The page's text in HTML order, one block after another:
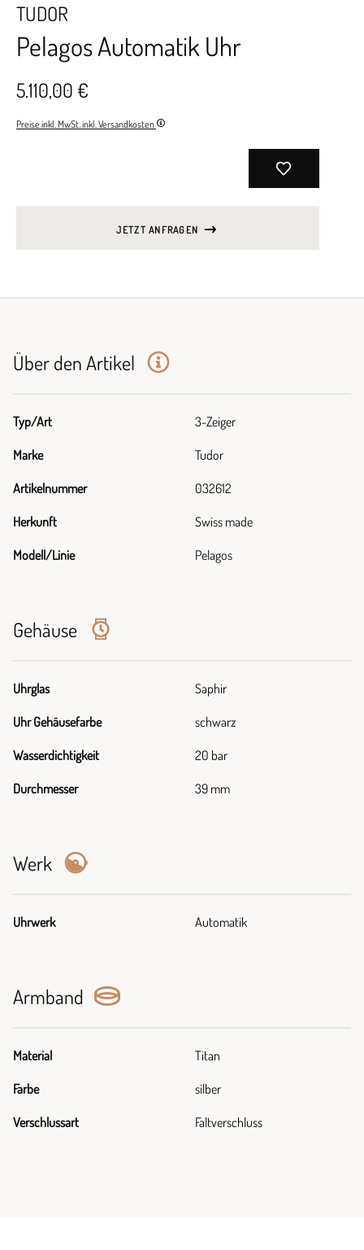
TUDOR
Pelagos Automatik Uhr
5.110,00 €
Preise inkl. MwSt. inkl. Versandkosten
JETZT ANFRAGEN
Über den Artikel
Typ/Art 3-Zeiger
Marke Tudor
Artikelnummer 032612
Herkunft Swiss made
Modell/Linie Pelagos
Gehäuse
Uhrglas Saphir
Uhr Gehäusefarbe schwarz
Wasserdichtigkeit 20 bar
Durchmesser 39 mm
Werk
Uhrwerk Automatik
Armband
Material Titan
Farbe silber
Verschlussart Faltverschluss